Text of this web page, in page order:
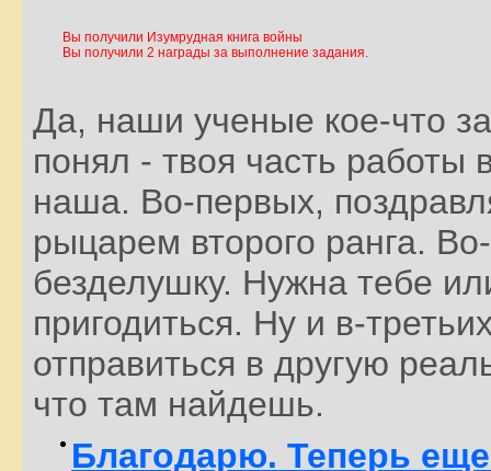
Вы получили Изумрудная книга войны
Вы получили 2 награды за выполнение задания.
Да, наши ученые кое-что
понял - твоя часть
наша. Во-первых,
рыцарем второго ранга.
безделушку. Нужна тебе
пригодиться. Ну и в-
отправиться в другую
что там найдешь.
Благодарю. Теперь